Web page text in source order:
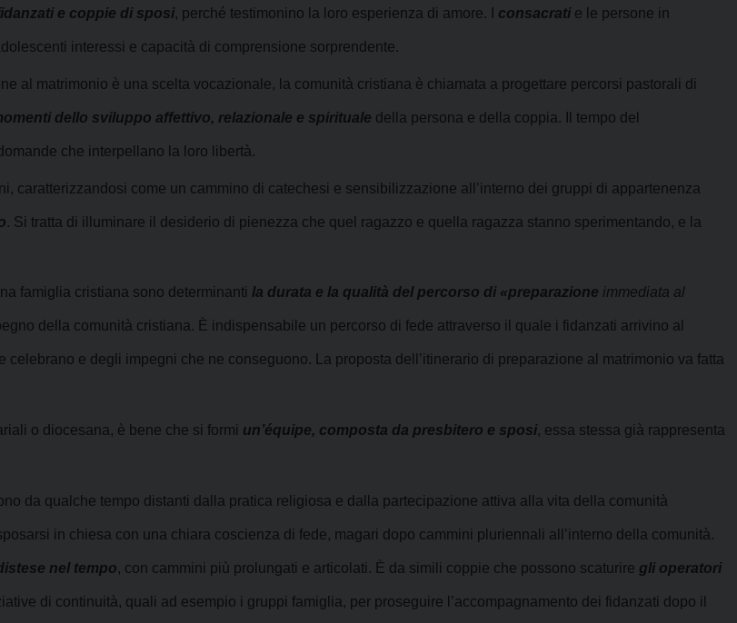
e coppie di sposi, perché testimonino la loro esperienza di amore. I consacrati e le persone in
interessi e capacità di comprensione sorprendente.
al matrimonio è una scelta vocazionale, la comunità cristiana è chiamata a progettare percorsi pastorali di
dello sviluppo affettivo, relazionale e spirituale della persona e della coppia. Il tempo del
che interpellano la loro libertà.
caratterizzandosi come un cammino di catechesi e sensibilizzazione all’interno dei gruppi di appartenenza
. Si tratta di illuminare il desiderio di pienezza che quel ragazzo e quella ragazza stanno sperimentando, e la
famiglia cristiana sono determinanti la durata e la qualità del percorso di «preparazione immediata al
della comunità cristiana. È indispensabile un percorso di fede attraverso il quale i fidanzati arrivino al
e degli impegni che ne conseguono. La proposta dell’itinerario di preparazione al matrimonio va fatta
o diocesana, è bene che si formi un’équipe, composta da presbitero e sposi, essa stessa già rappresenta
da qualche tempo distanti dalla pratica religiosa e dalla partecipazione attiva alla vita della comunità
in chiesa con una chiara coscienza di fede, magari dopo cammini pluriennali all’interno della comunità.
nel tempo, con cammini più prolungati e articolati. È da simili coppie che possono scaturire gli operatori
di continuità, quali ad esempio i gruppi famiglia, per proseguire l’accompagnamento dei fidanzati dopo il